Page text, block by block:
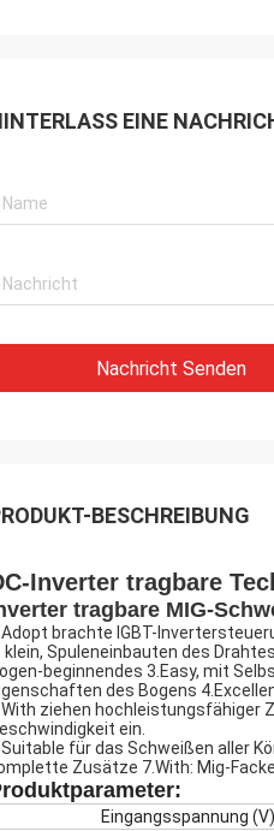
EINE
Nachricht Senden
BESCHREIBUNG
Inverter tragbare
tragbare MIG-
brachte IGBT-
klein, Spuleneinbauten des Drahtes
beginnendes 3.Easy, mit
des Bogens
ziehen hochleistungsfähiger
ein.
für das Schweißen aller
Zusätze 7.With: Mig-
Eingangsspannung (V)